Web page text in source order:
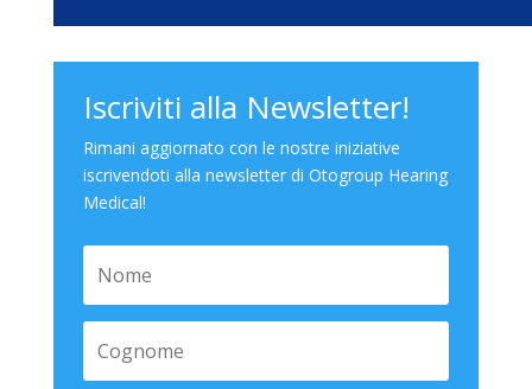
Iscriviti alla Newsletter!
Rimani aggiornato con le nostre iniziative
iscrivendoti alla newsletter di Otogroup Hearing
Medical!